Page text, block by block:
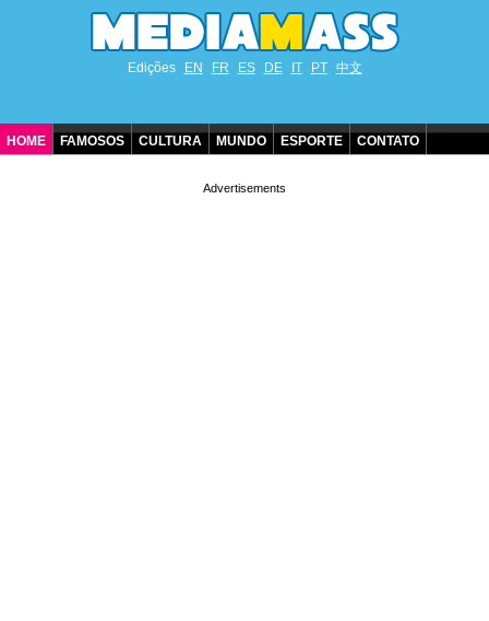
Edições EN FR ES DE IT PT 中文
HOME FAMOSOS CULTURA MUNDO ESPORTE CONTATO